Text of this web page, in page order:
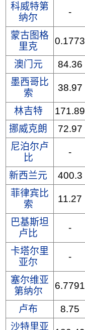
科威特第
纳尔
-
蒙古图格
里克
0.1773
澳门元 84.36
墨西哥比
索
38.97
林吉特 171.89
挪威克朗
72.97
尼泊尔卢
比
-
新西兰元 400.3
菲律宾比
索
11.27
巴基斯坦
卢比
-
卡塔尔里
亚尔
-
塞尔维亚
第纳尔
6.7791
卢布 8.75
沙特里亚